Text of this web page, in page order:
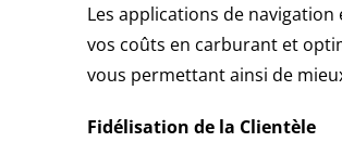
Les applications de
vos coûts en carburant et
vous permettant ainsi de
Fidélisation de la Clientèle